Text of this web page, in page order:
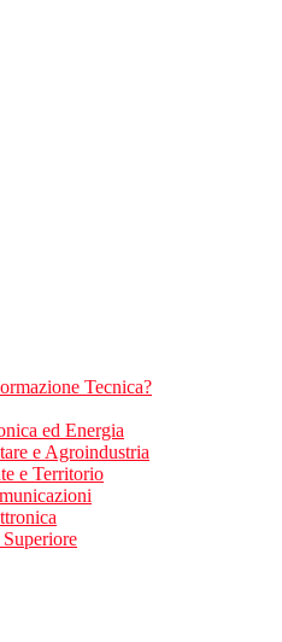
Tecnica?
ed Energia
e Agroindustria
e Territorio